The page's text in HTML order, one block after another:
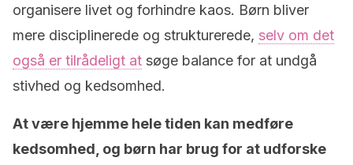
organisere livet og forhindre kaos. Børn bliver
mere disciplinerede og strukturerede, selv om det
også er tilrådeligt at søge balance for at undgå
stivhed og kedsomhed.
At være hjemme hele tiden kan medføre
kedsomhed, og børn har brug for at udforske